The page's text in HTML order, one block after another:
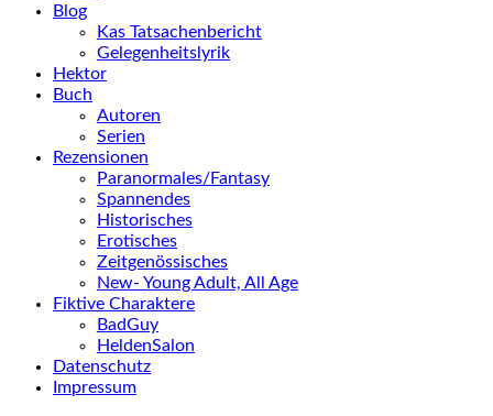
Blog
Kas Tatsachenbericht
Gelegenheitslyrik
Hektor
Buch
Autoren
Serien
Rezensionen
Paranormales/Fantasy
Spannendes
Historisches
Erotisches
Zeitgenössisches
New- Young Adult, All Age
Fiktive Charaktere
BadGuy
HeldenSalon
Datenschutz
Impressum